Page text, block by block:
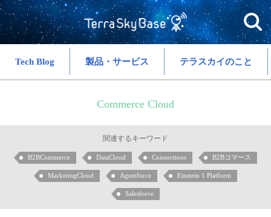
Tech Blog 製品・サービス テラスカイのこと
Commerce Cloud
関連するキーワード
B2BCommerce DataCloud Connections B2Bコマース
MarketingCloud Agentforce Einstein 1 Platform
Salesforce